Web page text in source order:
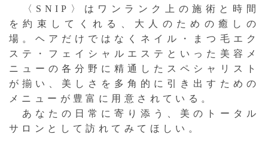
〈SNIP〉はワンランク上の施術と時間
を約束してくれる、大人のための癒しの
場。ヘアだけではなくネイル・まつ毛エク
ステ・フェイシャルエステといった美容メ
ニューの各分野に精通したスペシャリスト
が揃い、美しさを多角的に引き出すための
メニューが豊富に用意されている。
あなたの日常に寄り添う、美のトータル
サロンとして訪れてみてほしい。